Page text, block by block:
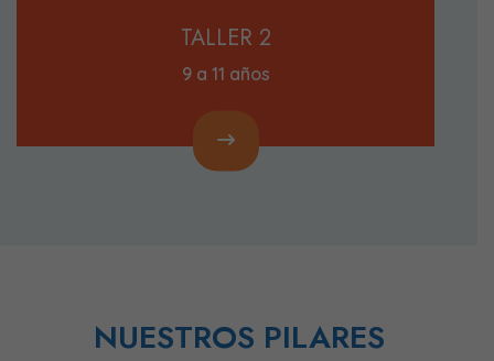
TALLER 2
9 a 11 años
NUESTROS PILARES